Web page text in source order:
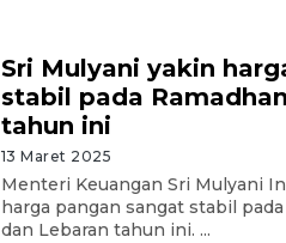
Sri Mulyani yakin
stabil pada
tahun ini
13 Maret 2025
Menteri Keuangan Sri Mulyani
harga pangan sangat stabil
dan Lebaran tahun ini. ...